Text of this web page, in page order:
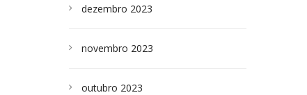
dezembro 2023
novembro 2023
outubro 2023